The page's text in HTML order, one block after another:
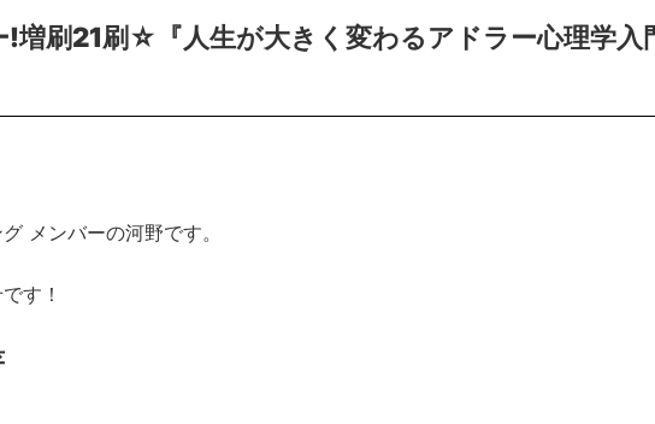
増刷21刷☆『人生が大きく変わるアドラー心理学入
メンバーの河野です。
す！